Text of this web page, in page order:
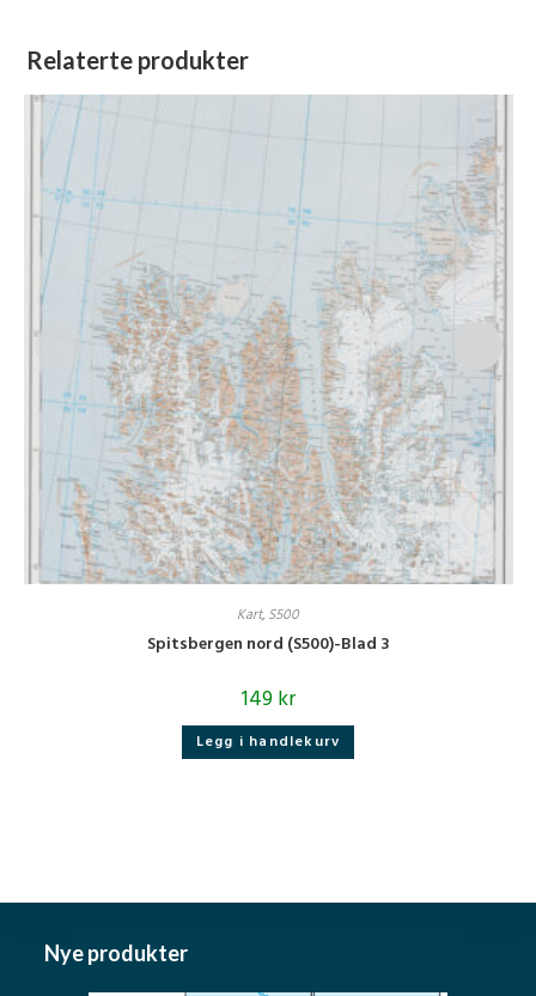
Relaterte produkter
Kart, S500
Spitsbergen nord (S500)-Blad 3
149kr
Legg i handlekurv
Nye produkter